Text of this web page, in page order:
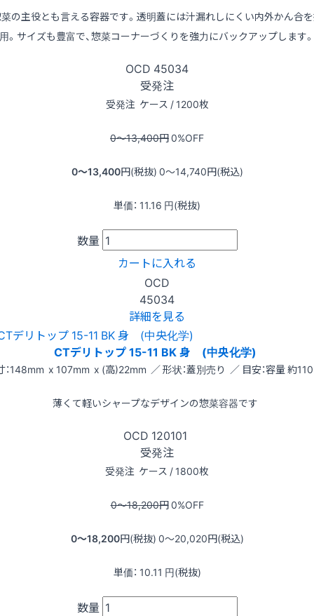
の主役とも言える容器です。透明蓋には汁漏れしにくい内外かん合
用。サイズも豊富で、惣菜コーナーづくりを強力にバックアップします。
OCD 45034
受発注
受発注 ケース / 1200枚
0〜13,400円0%OFF
0〜13,400円(税抜) 0〜14,740円(税込)
単価： 11.16 円(税抜)
数量
カートに入れる
OCD
45034
詳細を見る
CTデリトップ 15-11 BK 身 (中央化学)
：148mm x 107mm x (高)22mm ／ 形状：蓋別売り ／ 目安：容量 約
薄くて軽いシャープなデザインの惣菜容器です
OCD 120101
受発注
受発注 ケース / 1800枚
0〜18,200円0%OFF
0〜18,200円(税抜) 0〜20,020円(税込)
単価： 10.11 円(税抜)
数量